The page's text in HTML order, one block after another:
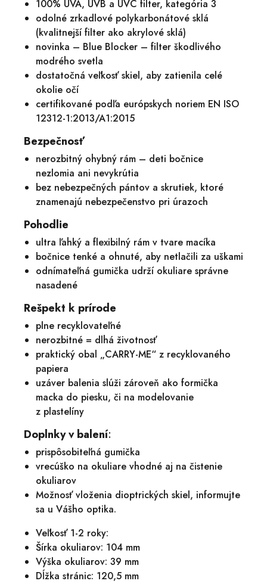
100% UVA, UVB a UVC filter, kategória 3
odolné zrkadlové polykarbonátové sklá
(kvalitnejší filter ako akrylové sklá)
novinka – Blue Blocker – filter škodlivého
modrého svetla
dostatočná veľkosť skiel, aby zatienila celé
okolie očí
certifikované podľa európskych noriem EN ISO
12312-1:2013/A1:2015
Bezpečnosť
nerozbitný ohybný rám – deti bočnice
nezlomia ani nevykrútia
bez nebezpečných pántov a skrutiek, ktoré
znamenajú nebezpečenstvo pri úrazoch
Pohodlie
ultra ľahký a flexibilný rám v tvare macíka
bočnice tenké a ohnuté, aby netlačili za uškami
odnímateľná gumička udrží okuliare správne
nasadené
Rešpekt k prírode
plne recyklovateľné
nerozbitné = dlhá životnosť
praktický obal „CARRY-ME“ z recyklovaného
papiera
uzáver balenia slúži zároveň ako formička
macka do piesku, či na modelovanie
z plastelíny
Doplnky v balení:
prispôsobiteľná gumička
vrecúško na okuliare vhodné aj na čistenie
okuliarov
Možnosť vloženia dioptrických skiel, informujte
sa u Vášho optika.
Veľkosť 1-2 roky:
Šírka okuliarov: 104 mm
Výška okuliarov: 39 mm
Dĺžka stránic: 120,5 mm